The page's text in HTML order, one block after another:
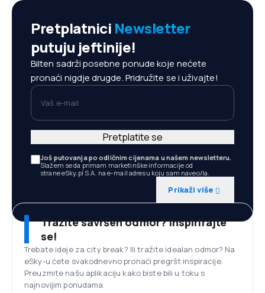
Pretplatnici Newsletter
putuju jeftinije!
Bilten sadrži posebne ponude koje nećete
pronaći nigdje drugde. Pridružite se i uživajte!
Vaš e-mail
Još putovanja po odličnim cijenama u našem newsletteru.
Slažem se da primam marketinške informacije od
strane eSky.pl S.A. na e-mail adresu koju sam naveo/la.
Prikaži više
Pretplatite se
Tražite savršen odmor? Inspirirajte
se!
Trebate ideje za city break? Ili tražite idealan odmor? Na
eSky-u ćete svakodnevno pronaći pregršt inspiracije.
Preuzmite našu aplikaciju kako biste bili u toku s
najnovijim ponudama.